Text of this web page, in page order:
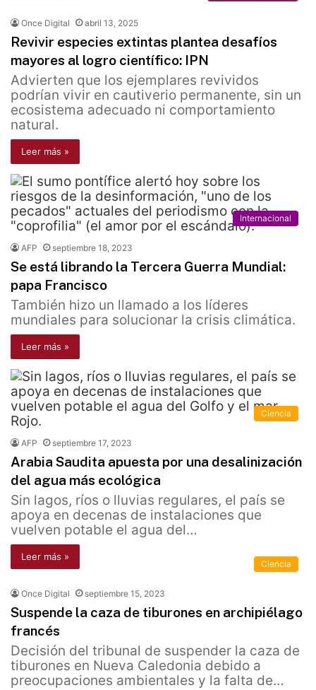
Once Digital abril 13, 2025
Revivir especies extintas plantea desafíos
mayores al logro científico: IPN
Advierten que los ejemplares revividos
podrían vivir en cautiverio permanente, sin un
ecosistema adecuado ni comportamiento
natural.
Leer más »
Internacional
AFP septiembre 18, 2023
Se está librando la Tercera Guerra Mundial:
papa Francisco
También hizo un llamado a los líderes
mundiales para solucionar la crisis climática.
Leer más »
Ciencia
AFP septiembre 17, 2023
Arabia Saudita apuesta por una desalinización
del agua más ecológica
Sin lagos, ríos o lluvias regulares, el país se
apoya en decenas de instalaciones que
vuelven potable el agua del…
Leer más »
Ciencia
Once Digital septiembre 15, 2023
Suspende la caza de tiburones en archipiélago
francés
Decisión del tribunal de suspender la caza de
tiburones en Nueva Caledonia debido a
preocupaciones ambientales y la falta de…